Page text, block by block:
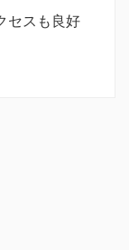
セスも良好